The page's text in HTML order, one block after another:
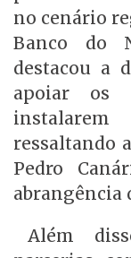
no cenário
Banco do
destacou a
apoiar os
ressaltando
Pedro
abrangência
Além